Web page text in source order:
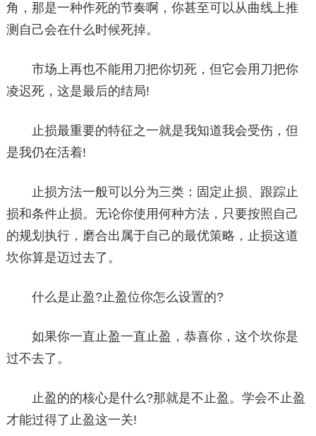
角，那是一种作死的节奏啊，你甚至可以从曲线上推
测自己会在什么时候死掉。
市场上再也不能用刀把你切死，但它会用刀把你
凌迟死，这是最后的结局!
止损最重要的特征之一就是我知道我会受伤，但
是我仍在活着!
止损方法一般可以分为三类：固定止损、跟踪止
损和条件止损。无论你使用何种方法，只要按照自己
的规划执行，磨合出属于自己的最优策略，止损这道
坎你算是迈过去了。
什么是止盈?止盈位你怎么设置的?
如果你一直止盈一直止盈，恭喜你，这个坎你是
过不去了。
止盈的的核心是什么?那就是不止盈。学会不止盈
才能过得了止盈这一关!